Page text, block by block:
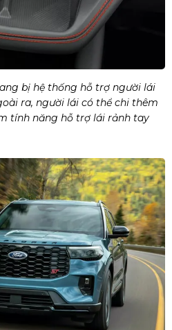
bị hệ thống hỗ trợ người lái
ra, người lái có thể chi thêm
tính năng hỗ trợ lái rảnh tay